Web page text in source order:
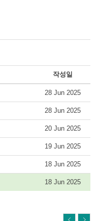
작성일
28 Jun 2025
28 Jun 2025
20 Jun 2025
19 Jun 2025
18 Jun 2025
18 Jun 2025